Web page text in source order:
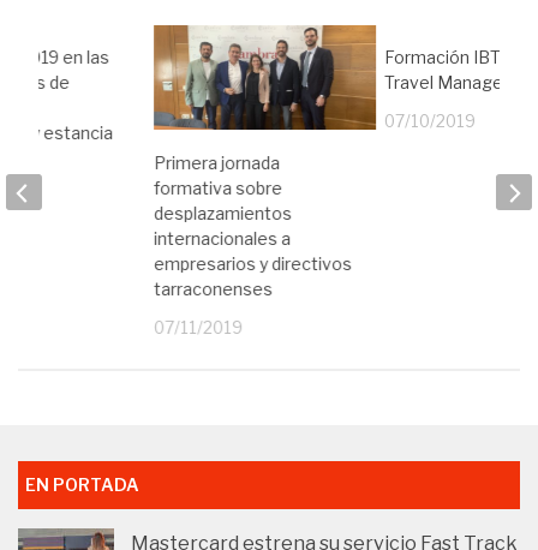
Primera jornada
formativa sobre
desplazamientos
internacionales a
empresarios y directivos
tarraconenses
07/11/2019
Formación IBTA
Travel Manager
07/10/2019
2019 en las
de
y estancia
EN PORTADA
Mastercard estrena su servicio Fast Track